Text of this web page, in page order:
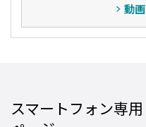
動
スマートフォン専用